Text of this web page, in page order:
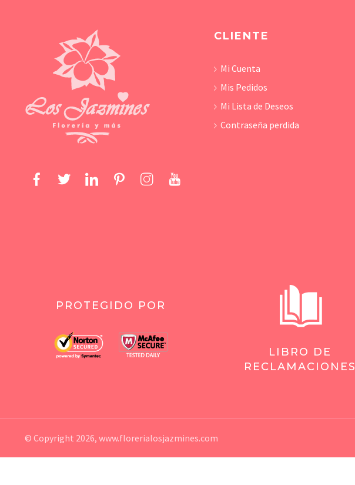
CLIENTE
Mi Cuenta
Mis Pedidos
Mi Lista de Deseos
Contraseña perdida
PROTEGIDO POR
LIBRO DE
RECLAMACIONES
© Copyright 2026, www.florerialosjazmines.com